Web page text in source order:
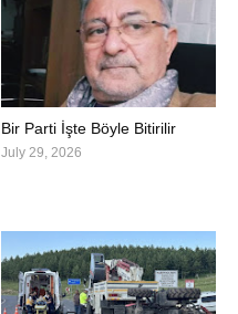
Bir Parti İşte Böyle Bitirilir
July 29, 2026